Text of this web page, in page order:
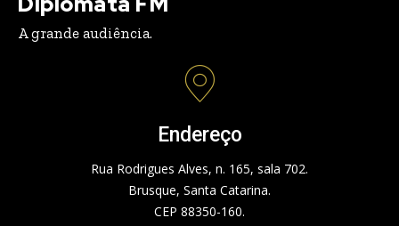
A grande audiência.
Endereço
Rua Rodrigues Alves, n. 165, sala 702.
Brusque, Santa Catarina.
CEP 88350-160.